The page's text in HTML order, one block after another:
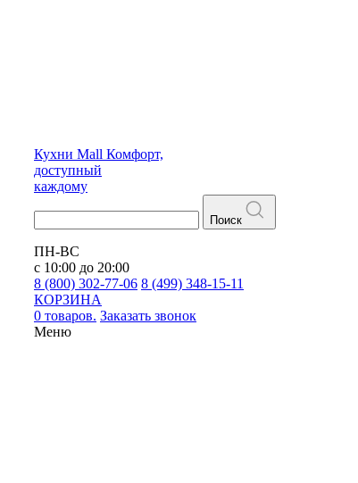
Кухни Mall Комфорт,
доступный
каждому
Поиск
ПН-ВС
с 10:00 до 20:00
8 (800) 302-77-06 8 (499) 348-15-11
КОРЗИНА
0 товаров. Заказать звонок
Меню